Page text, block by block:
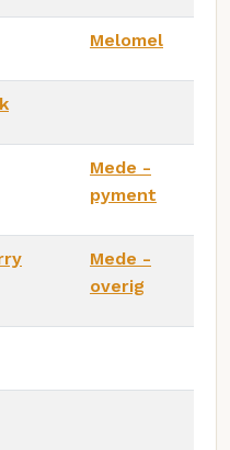
Melomel
Mede -
pyment
Mede -
overig